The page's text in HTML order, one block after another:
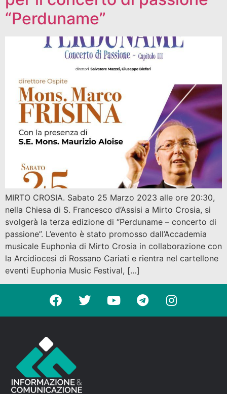
“Perduname”
MIRTO CROSIA. Sabato 25 Marzo 2023 alle ore 20:30,
nella Chiesa di S. Francesco d’Assisi a Mirto Crosia, si
svolgerà la terza edizione di “Perduname – concerto di
passione”. L’evento è stato promosso dall’Accademia
musicale Euphonìa di Mirto Crosia in collaborazione con
la Arcidiocesi di Rossano Cariati e rientra nel cartellone
eventi Euphonia Music Festival, […]